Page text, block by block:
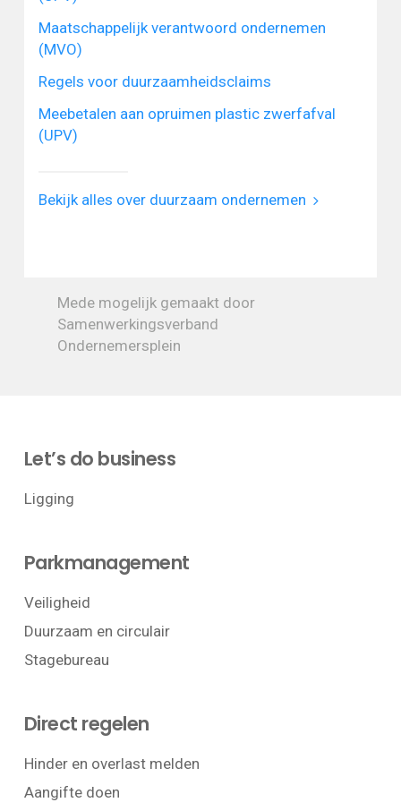
Maatschappelijk verantwoord ondernemen
(MVO)
Regels voor duurzaamheidsclaims
Meebetalen aan opruimen plastic zwerfafval
(UPV)
Bekijk alles over duurzaam ondernemen
Mede mogelijk gemaakt door
Samenwerkingsverband
Ondernemersplein
Let’s do business
Ligging
Parkmanagement
Veiligheid
Duurzaam en circulair
Stagebureau
Direct regelen
Hinder en overlast melden
Aangifte doen